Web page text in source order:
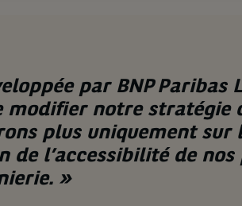
par BNP Paribas
modifier notre stratégie
plus uniquement sur
de l’accessibilité de
»